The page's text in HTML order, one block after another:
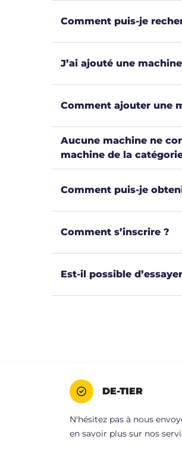
Comment puis-je
J’ai ajouté une
Comment ajouter une
Aucune machine ne
machine de la
Comment puis-je
Comment s’inscrire ?
Est-il possible
DE-TIER
N'hésitez pas à nous
en savoir plus sur nos